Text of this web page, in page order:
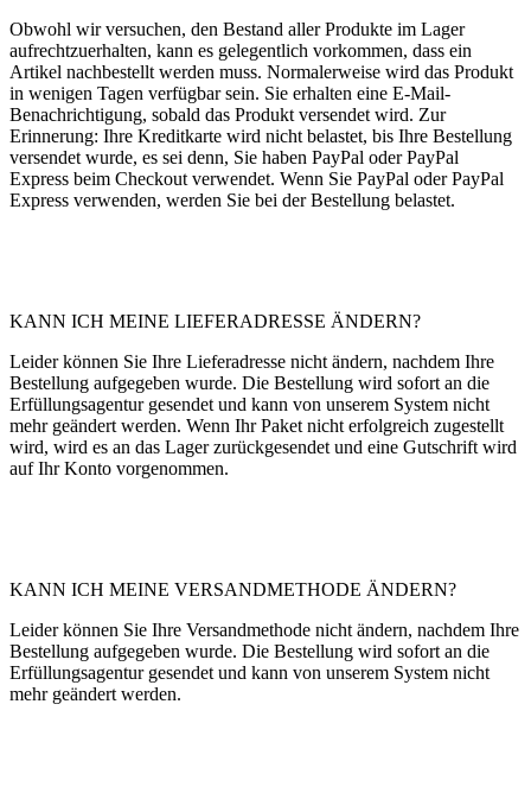
Obwohl wir versuchen, den Bestand aller Produkte im Lager
aufrechtzuerhalten, kann es gelegentlich vorkommen, dass ein
Artikel nachbestellt werden muss. Normalerweise wird das Produkt
in wenigen Tagen verfügbar sein. Sie erhalten eine E-Mail-
Benachrichtigung, sobald das Produkt versendet wird. Zur
Erinnerung: Ihre Kreditkarte wird nicht belastet, bis Ihre Bestellung
versendet wurde, es sei denn, Sie haben PayPal oder PayPal
Express beim Checkout verwendet. Wenn Sie PayPal oder PayPal
Express verwenden, werden Sie bei der Bestellung belastet.
KANN ICH MEINE LIEFERADRESSE ÄNDERN?
Leider können Sie Ihre Lieferadresse nicht ändern, nachdem Ihre
Bestellung aufgegeben wurde. Die Bestellung wird sofort an die
Erfüllungsagentur gesendet und kann von unserem System nicht
mehr geändert werden. Wenn Ihr Paket nicht erfolgreich zugestellt
wird, wird es an das Lager zurückgesendet und eine Gutschrift wird
auf Ihr Konto vorgenommen.
KANN ICH MEINE VERSANDMETHODE ÄNDERN?
Leider können Sie Ihre Versandmethode nicht ändern, nachdem Ihre
Bestellung aufgegeben wurde. Die Bestellung wird sofort an die
Erfüllungsagentur gesendet und kann von unserem System nicht
mehr geändert werden.